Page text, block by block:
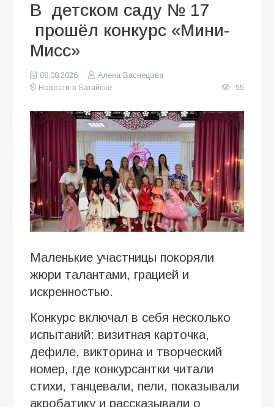
В детском саду № 17
прошёл конкурс «Мини-
Мисс»
08.08.2026
Алена Васнецова
Новости в Батайске
55
Маленькие участницы покоряли
жюри талантами, грацией и
искренностью.
Конкурс включал в себя несколько
испытаний: визитная карточка,
дефиле, викторина и творческий
номер, где конкурсантки читали
стихи, танцевали, пели, показывали
акробатику и рассказывали о